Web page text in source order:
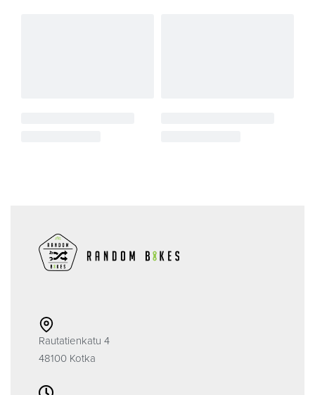
Rautatienkatu 4
48100 Kotka